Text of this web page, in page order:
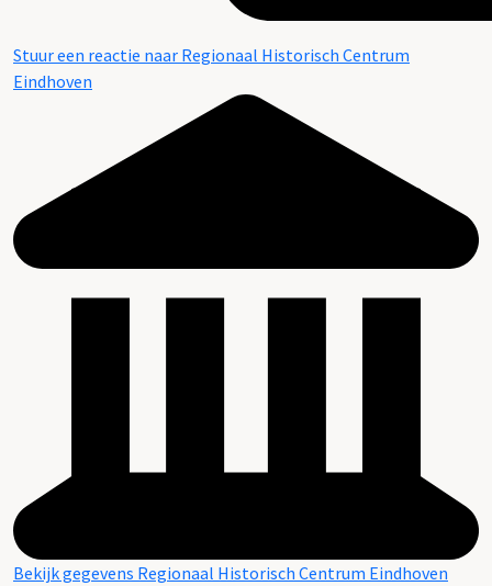
Stuur een reactie naar Regionaal Historisch Centrum
Eindhoven
Bekijk gegevens Regionaal Historisch Centrum Eindhoven